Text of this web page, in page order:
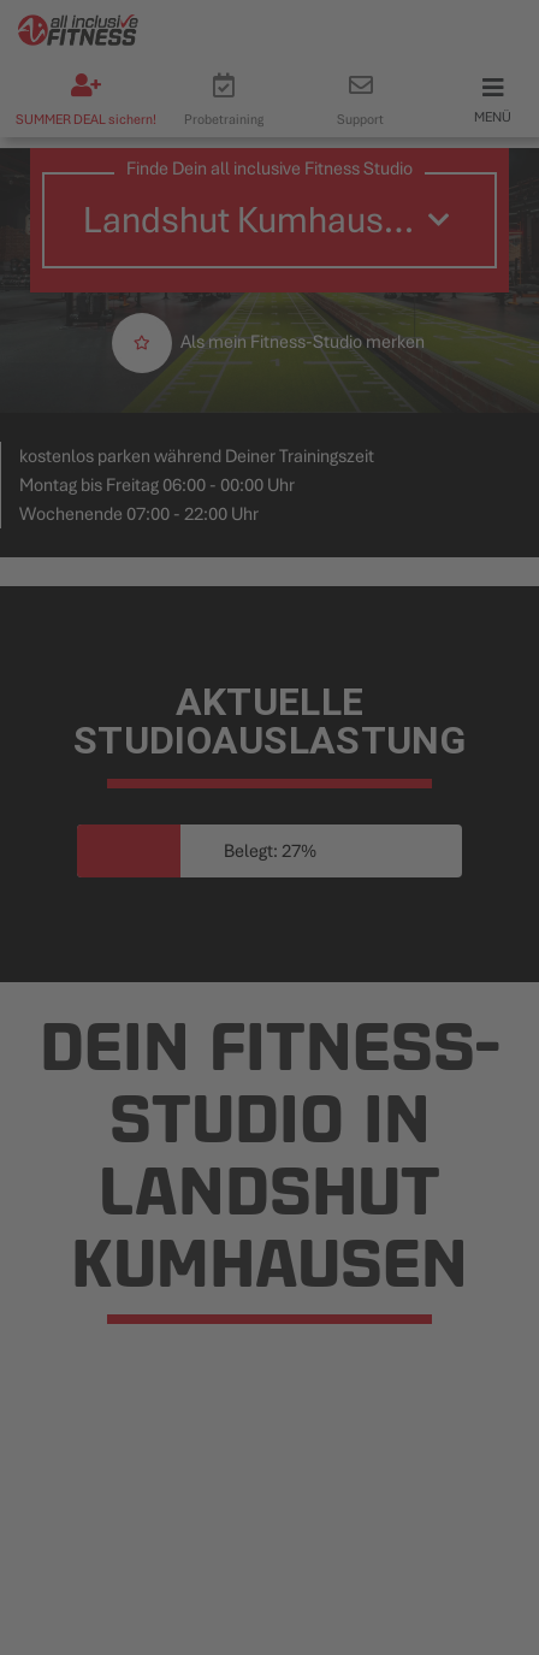
SUMMER DEAL sichern! Probetraining Support MENÜ
Finde Dein all inclusive Fitness Studio
Als mein Fitness-Studio merken
kostenlos parken während Deiner Trainingszeit
Montag bis Freitag 06:00 - 00:00 Uhr
Wochenende 07:00 - 22:00 Uhr
AKTUELLE
STUDIOAUSLASTUNG
Belegt: 27%
DEIN FITNESS­
STUDIO IN
LANDSHUT
KUMHAUSEN